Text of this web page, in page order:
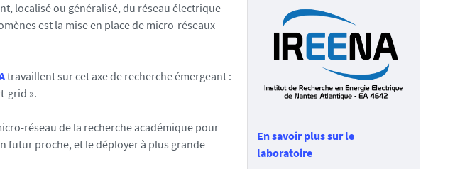
localisé ou généralisé, du réseau électrique
est la mise en place de micro-réseaux
travaillent sur cet axe de recherche émergeant :
grid ».
réseau de la recherche académique pour
futur proche, et le déployer à plus grande
En savoir plus sur le
laboratoire